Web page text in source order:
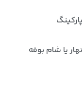
پارکینگ
نهار یا شام بوفه